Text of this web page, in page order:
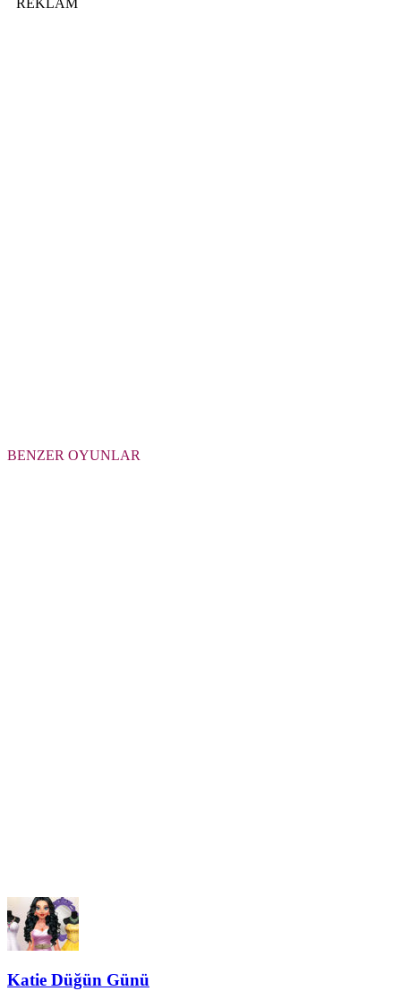
BENZER OYUNLAR
Katie Düğün Günü